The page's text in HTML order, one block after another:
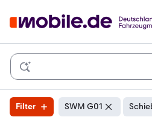
Filter SWM G01